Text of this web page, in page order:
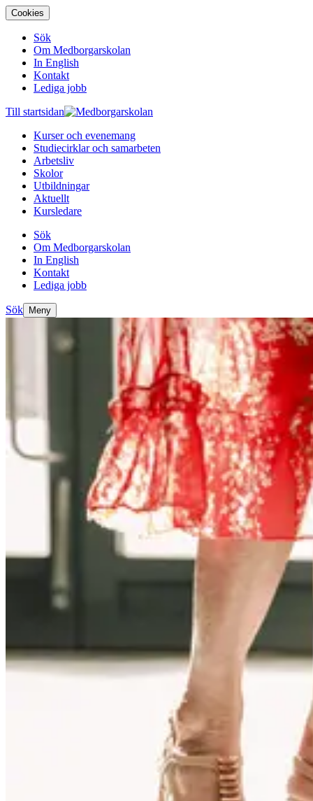
Cookies
Sök
Om Medborgarskolan
In English
Kontakt
Lediga jobb
Till startsidan
Kurser och evenemang
Studiecirklar och samarbeten
Arbetsliv
Skolor
Utbildningar
Aktuellt
Kursledare
Sök
Om Medborgarskolan
In English
Kontakt
Lediga jobb
Sök Meny